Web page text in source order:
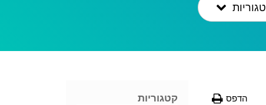
הדפס קטגוריות